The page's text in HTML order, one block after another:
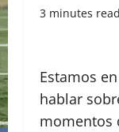
3 minutes read
Estamos
hablar
momentos